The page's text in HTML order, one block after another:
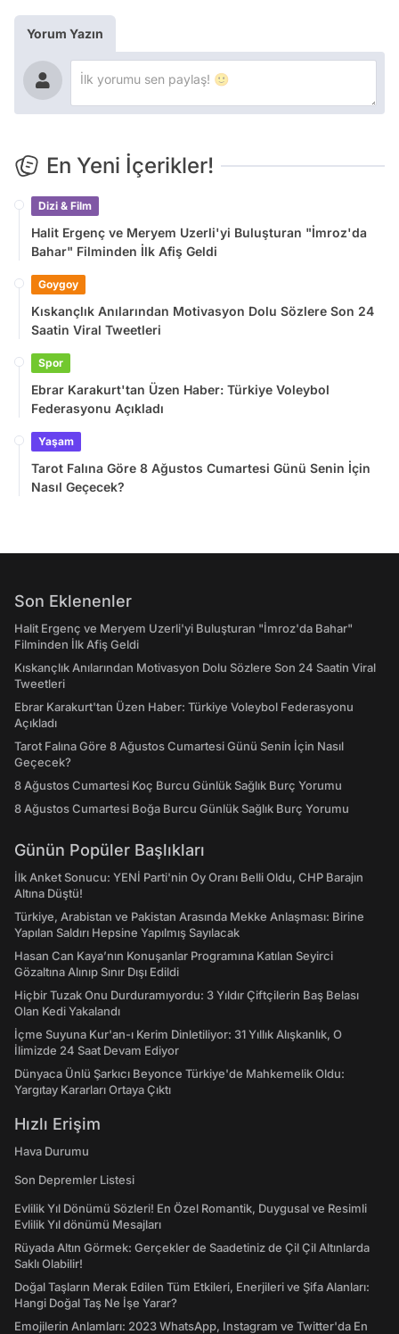
Yorum Yazın
En Yeni İçerikler!
Dizi & Film
Halit Ergenç ve Meryem Uzerli'yi Buluşturan "İmroz'da
Bahar" Filminden İlk Afiş Geldi
Goygoy
Kıskançlık Anılarından Motivasyon Dolu Sözlere Son 24
Saatin Viral Tweetleri
Spor
Ebrar Karakurt'tan Üzen Haber: Türkiye Voleybol
Federasyonu Açıkladı
Yaşam
Tarot Falına Göre 8 Ağustos Cumartesi Günü Senin İçin
Nasıl Geçecek?
Son Eklenenler
Halit Ergenç ve Meryem Uzerli'yi Buluşturan "İmroz'da Bahar"
Filminden İlk Afiş Geldi
Kıskançlık Anılarından Motivasyon Dolu Sözlere Son 24 Saatin Viral
Tweetleri
Ebrar Karakurt'tan Üzen Haber: Türkiye Voleybol Federasyonu
Açıkladı
Tarot Falına Göre 8 Ağustos Cumartesi Günü Senin İçin Nasıl
Geçecek?
8 Ağustos Cumartesi Koç Burcu Günlük Sağlık Burç Yorumu
8 Ağustos Cumartesi Boğa Burcu Günlük Sağlık Burç Yorumu
Günün Popüler Başlıkları
İlk Anket Sonucu: YENİ Parti'nin Oy Oranı Belli Oldu, CHP Barajın
Altına Düştü!
Türkiye, Arabistan ve Pakistan Arasında Mekke Anlaşması: Birine
Yapılan Saldırı Hepsine Yapılmış Sayılacak
Hasan Can Kaya’nın Konuşanlar Programına Katılan Seyirci
Gözaltına Alınıp Sınır Dışı Edildi
Hiçbir Tuzak Onu Durduramıyordu: 3 Yıldır Çiftçilerin Baş Belası
Olan Kedi Yakalandı
İçme Suyuna Kur'an-ı Kerim Dinletiliyor: 31 Yıllık Alışkanlık, O
İlimizde 24 Saat Devam Ediyor
Dünyaca Ünlü Şarkıcı Beyonce Türkiye'de Mahkemelik Oldu:
Yargıtay Kararları Ortaya Çıktı
Hızlı Erişim
Hava Durumu
Son Depremler Listesi
Evlilik Yıl Dönümü Sözleri! En Özel Romantik, Duygusal ve Resimli
Evlilik Yıl dönümü Mesajları
Rüyada Altın Görmek: Gerçekler de Saadetiniz de Çil Çil Altınlarda
Saklı Olabilir!
Doğal Taşların Merak Edilen Tüm Etkileri, Enerjileri ve Şifa Alanları:
Hangi Doğal Taş Ne İşe Yarar?
Emojilerin Anlamları: 2023 WhatsApp, Instagram ve Twitter'da En